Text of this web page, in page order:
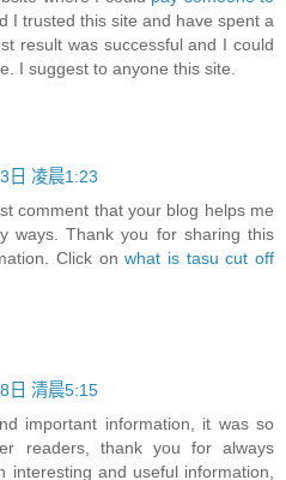
I trusted this site and have spent a
result was successful and I could
I suggest to anyone this site.
日 凌晨1:23
comment that your blog helps me
ways. Thank you for sharing this
Click onwhat is tasu cut off
日 清晨5:15
important information, it was so
readers, thank you for always
interesting and useful information,